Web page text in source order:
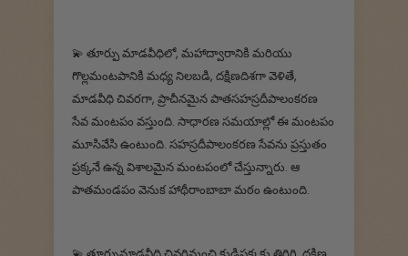
💫 తూర్పు మాడవీధిలో, మహాద్వారానికి మరియు
గొల్లమంటపానికి మధ్య నిలబడి, దక్షిణదిశగా వెళితే,
మాడవీధి చివరగా, ప్రాచీనమైన పాతసహస్రదీపాలంకరణ
సేవ మంటపం వస్తుంది. సాధారణ సమయాల్లో ఈ మంటపం
మూసివేసి ఉంటుంది. సహస్రదీపాలంకరణ సేవను ప్రస్తుతం
ప్రక్కనే ఉన్న విశాలమైన మంటపంలో చేస్తున్నారు. ఆ
పాతమండపం వెనుక హాథీరాంబాబా మఠం ఉంటుంది.